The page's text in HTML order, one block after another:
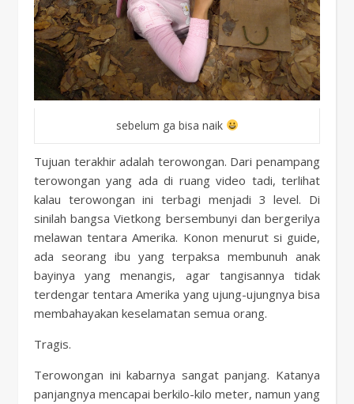
sebelum ga bisa naik
Tujuan terakhir adalah terowongan. Dari penampang
terowongan yang ada di ruang video tadi, terlihat
kalau terowongan ini terbagi menjadi 3 level. Di
sinilah bangsa Vietkong bersembunyi dan bergerilya
melawan tentara Amerika. Konon menurut si guide,
ada seorang ibu yang terpaksa membunuh anak
bayinya yang menangis, agar tangisannya tidak
terdengar tentara Amerika yang ujung-ujungnya bisa
membahayakan keselamatan semua orang.
Tragis.
Terowongan ini kabarnya sangat panjang. Katanya
panjangnya mencapai berkilo-kilo meter, namun yang